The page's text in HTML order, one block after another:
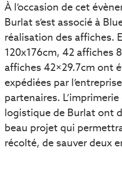
À l’occasion de cet
Burlat s’est associé à
réalisation des affiches.
120x176cm, 42 affiches
affiches 42×29.7cm ont
expédiées par
partenaires.
logistique de Burlat ont
beau projet qui
récolté, de sauver deux